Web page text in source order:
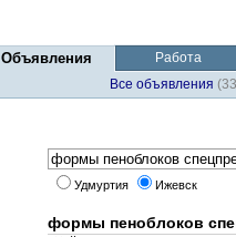
Объявления
Работа
Все объявления
Удмуртия Ижевск
формы пеноблоков